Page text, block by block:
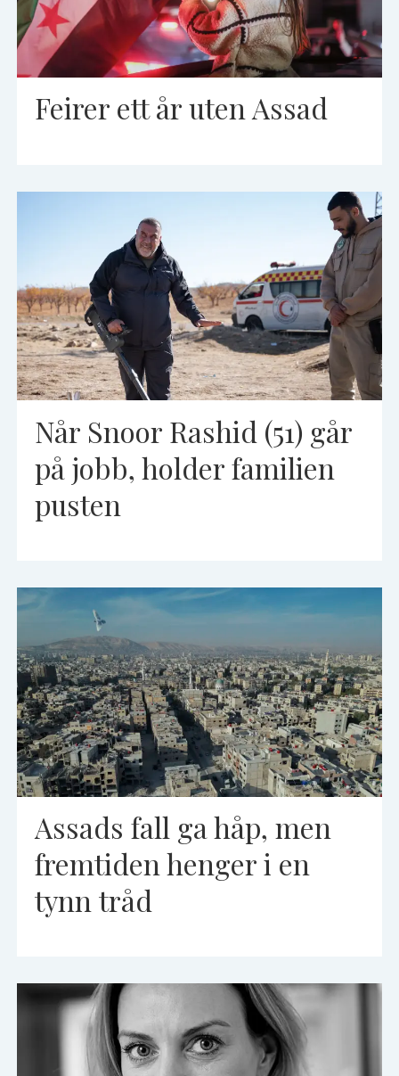
Feirer ett år uten Assad
Når Snoor Rashid (51) går
på jobb, holder familien
pusten
Assads fall ga håp, men
fremtiden henger i en
tynn tråd